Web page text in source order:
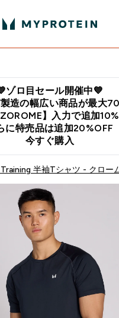
ゾロ目セール開催中💙
造の幅広い商品が最大
】入力で追加
に特売品は追加20%OFF
今すぐ購入
半袖Tシャツ - クロー